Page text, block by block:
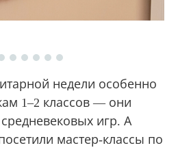
недели особенно
1–2 классов — они
игр. А
мастер-классы по